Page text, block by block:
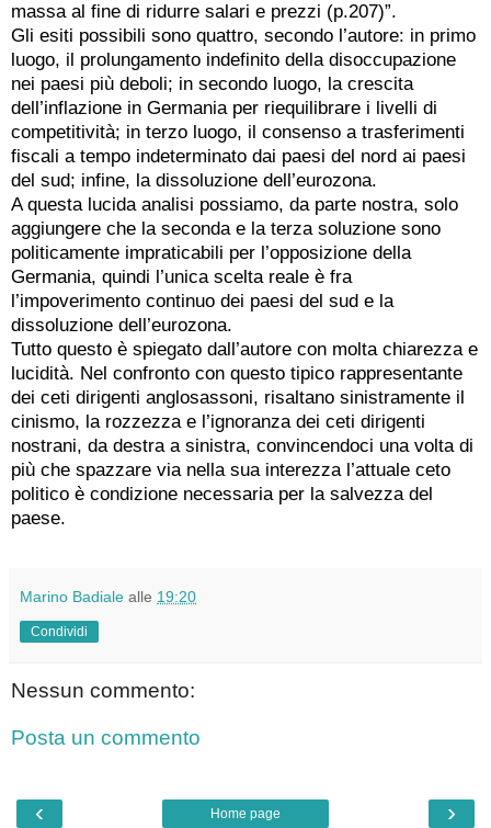
massa al fine di ridurre salari e prezzi (p.207)”.
Gli esiti possibili sono quattro, secondo l’autore: in primo
luogo, il prolungamento indefinito della disoccupazione
nei paesi più deboli; in secondo luogo, la crescita
dell’inflazione in Germania per riequilibrare i livelli di
competitività; in terzo luogo, il consenso a trasferimenti
fiscali a tempo indeterminato dai paesi del nord ai paesi
del sud; infine, la dissoluzione dell’eurozona.
A questa lucida analisi possiamo, da parte nostra, solo
aggiungere che la seconda e la terza soluzione sono
politicamente impraticabili per l’opposizione della
Germania, quindi l’unica scelta reale è fra
l’impoverimento continuo dei paesi del sud e la
dissoluzione dell’eurozona.
Tutto questo è spiegato dall’autore con molta chiarezza e
lucidità. Nel confronto con questo tipico rappresentante
dei ceti dirigenti anglosassoni, risaltano sinistramente il
cinismo, la rozzezza e l’ignoranza dei ceti dirigenti
nostrani, da destra a sinistra, convincendoci una volta di
più che spazzare via nella sua interezza l’attuale ceto
politico è condizione necessaria per la salvezza del
paese.
Marino Badiale alle 19:20
Condividi
Nessun commento:
Posta un commento
‹ ›
Home page